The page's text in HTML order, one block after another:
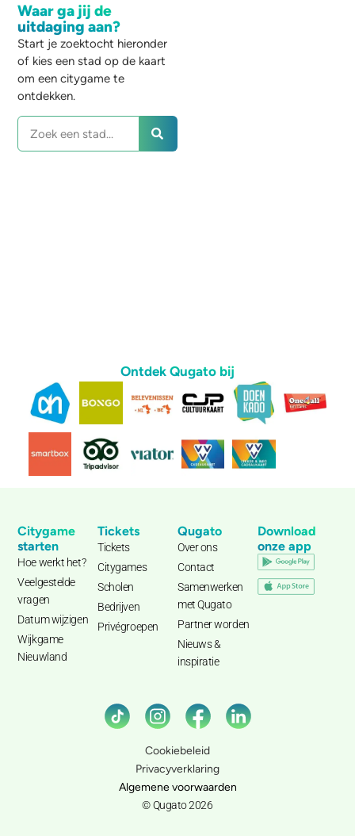
Waar ga jij de
uitdaging aan?
Start je zoektocht hieronder
of kies een stad op de kaart
om een citygame te
ontdekken.
Ontdek Qugato bij
Citygame
starten
Hoe werkt het?
Veelgestelde
vragen
Datum wijzigen
Wijkgame
Nieuwland
Tickets
Tickets
Citygames
Scholen
Bedrijven
Privégroepen
Qugato
Over ons
Contact
Samenwerken
met Qugato
Partner worden
Nieuws &
inspiratie
Download
onze app
© Qugato 2026
Algemene voorwaarden
Privacyverklaring
Cookiebeleid